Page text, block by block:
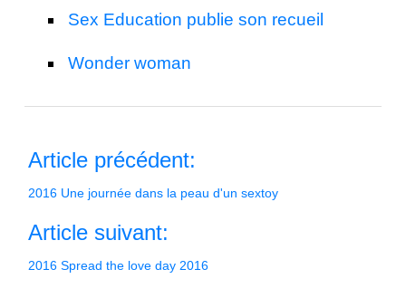
Sex Education publie son recueil
Wonder woman
Article précédent:
2016 Une journée dans la peau d'un sextoy
Article suivant:
2016 Spread the love day 2016